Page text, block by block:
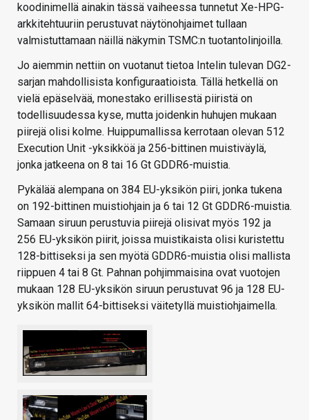
koodinimellä ainakin tässä vaiheessa tunnetut Xe-HPG-
arkkitehtuuriin perustuvat näytönohjaimet tullaan
valmistuttamaan näillä näkymin TSMC:n tuotantolinjoilla.
Jo aiemmin nettiin on vuotanut tietoa Intelin tulevan DG2-
sarjan mahdollisista konfiguraatioista. Tällä hetkellä on
vielä epäselvää, monestako erillisestä piiristä on
todellisuudessa kyse, mutta joidenkin huhujen mukaan
piirejä olisi kolme. Huippumallissa kerrotaan olevan 512
Execution Unit -yksikköä ja 256-bittinen muistiväylä,
jonka jatkeena on 8 tai 16 Gt GDDR6-muistia.
Pykälää alempana on 384 EU-yksikön piiri, jonka tukena
on 192-bittinen muistiohjain ja 6 tai 12 Gt GDDR6-muistia.
Samaan siruun perustuvia piirejä olisivat myös 192 ja
256 EU-yksikön piirit, joissa muistikaista olisi kuristettu
128-bittiseksi ja sen myötä GDDR6-muistia olisi mallista
riippuen 4 tai 8 Gt. Pahnan pohjimmaisina ovat vuotojen
mukaan 128 EU-yksikön siruun perustuvat 96 ja 128 EU-
yksikön mallit 64-bittiseksi väitetyllä muistiohjaimella.